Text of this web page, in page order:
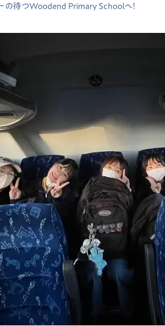
ーの待つWoodend Primary Schoolへ！